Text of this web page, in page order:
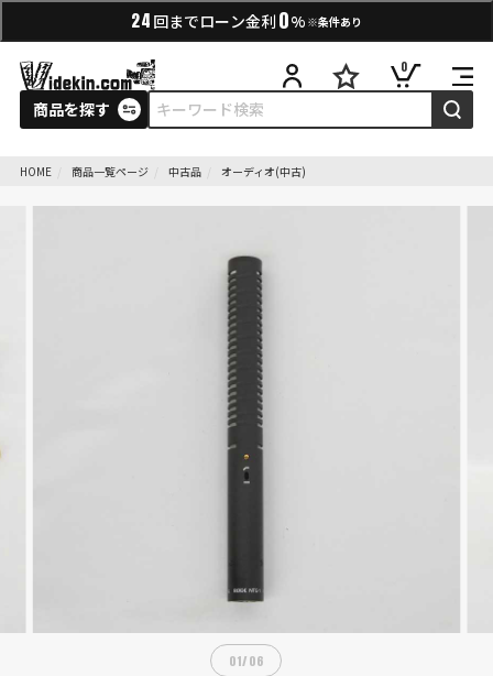
24 回までローン金利 0% ※条件あり
商品を探す
0
HOME 商品一覧ページ 中古品 オーディオ(中古)
01/06